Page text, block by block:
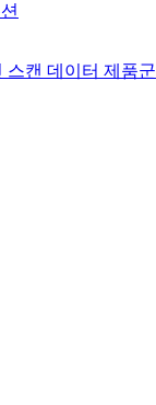
스캔 데이터 제품군